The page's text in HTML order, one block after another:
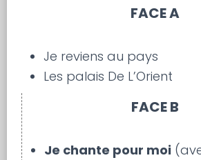
FACE A
Je reviens au pays
Les palais De L’Orient
FACE B
Je chante pour moi